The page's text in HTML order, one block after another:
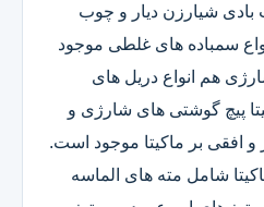
شیارزن دیار و چوب
سمباده های غلطی موجود
هم انواع دریل های
پیچ گوشتی های شارژی و
و افقی بر ماکیتا موجود است.
شامل مته های الماسه